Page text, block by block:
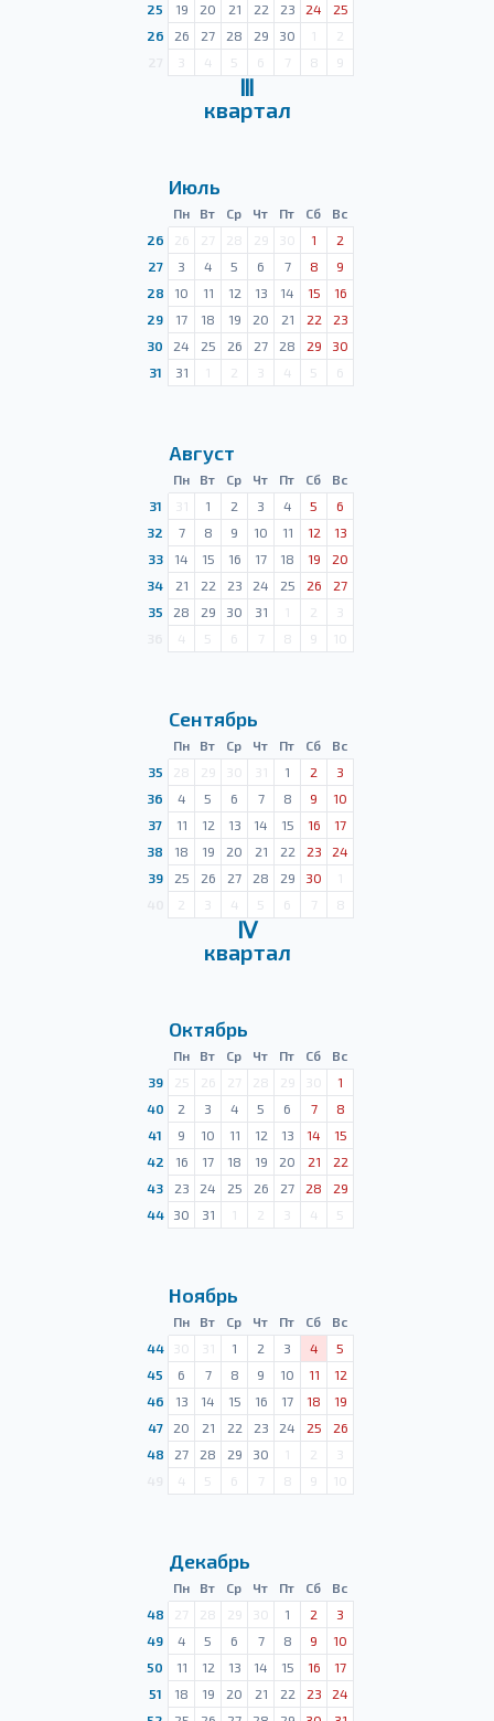
25
19 20 21 22 23 24
25
26
26 27 28 29 30 1
2
3 4 5 6 7 8 9
Ⅲ
квартал
Июль
Пн Вт Ср Чт Пт Сб
Вс
26
26 27 28 29 30 1
2
27
3 4 5 6 7 8
9
28
10 11 12 13 14 15
16
29
17 18 19 20 21 22
23
30
24 25 26 27 28 29
30
31
31 1 2 3 4 5 6
Август
Пн Вт Ср Чт Пт Сб
Вс
31
31 1 2 3 4 5
6
32
7 8 9 10 11 12
13
33
14 15 16 17 18 19
20
34
21 22 23 24 25 26
27
35
28 29 30 31 1 2
3
4 5 6 7 8 9 10
Сентябрь
Пн Вт Ср Чт Пт Сб
Вс
35
28 29 30 31 1 2
3
36
4 5 6 7 8 9
10
37
11 12 13 14 15 16
17
38
18 19 20 21 22 23
24
39
25 26 27 28 29 30
1
2 3 4 5 6 7 8
Ⅳ
квартал
Октябрь
Пн Вт Ср Чт Пт Сб
Вс
39
25 26 27 28 29 30
1
40
2 3 4 5 6 7
8
41
9 10 11 12 13 14
15
42
16 17 18 19 20 21
22
43
23 24 25 26 27 28
29
44
30 31 1 2 3 4 5
Ноябрь
Пн Вт Ср Чт Пт Сб
Вс
44
30 31 1 2 3 4
5
45
6 7 8 9 10 11
12
46
13 14 15 16 17 18
19
47
20 21 22 23 24 25
26
48
27 28 29 30 1 2
3
4 5 6 7 8 9 10
Декабрь
Пн Вт Ср Чт Пт Сб
Вс
48
27 28 29 30 1 2
3
49
4 5 6 7 8 9
10
50
11 12 13 14 15 16
17
51
18 19 20 21 22 23
24